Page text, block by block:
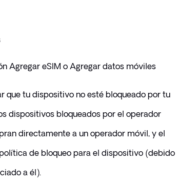
Agregar eSIM o Agregar datos móviles
que tu dispositivo no esté bloqueado por tu
dispositivos bloqueados por el operador
directamente a un operador móvil, y el
de bloqueo para el dispositivo (debido
a él).